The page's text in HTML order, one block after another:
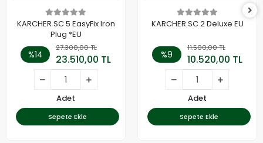
KARCHER SC 5 EasyFix Iron
Plug *EU
%14
27.300,00 TL
23.510,00 TL
Adet
Sepete Ekle
KARCHER SC 2 Deluxe EU
%9
11.500,00 TL
10.520,00 TL
Adet
Sepete Ekle